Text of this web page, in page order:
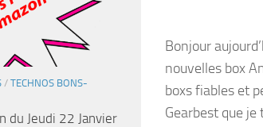
Bonjour
nouvelles box
boxs fiables et
Gearbest que
/ TECHNOS BONS-
du Jeudi 22 Janvier